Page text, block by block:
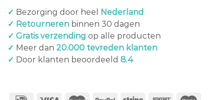
✓ Bezorging door heel
Nederland
✓ Retourneren binnen 30 dagen
✓ Gratis verzending op alle producten
✓ Meer dan 20.000 tevreden klanten
✓ Door klanten beoordeeld 8.4